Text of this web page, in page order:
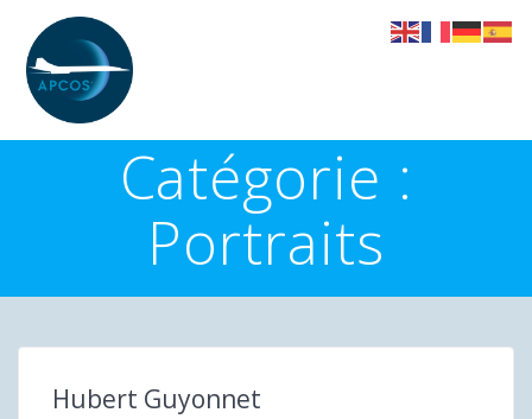
Catégorie :
Portraits
Hubert Guyonnet